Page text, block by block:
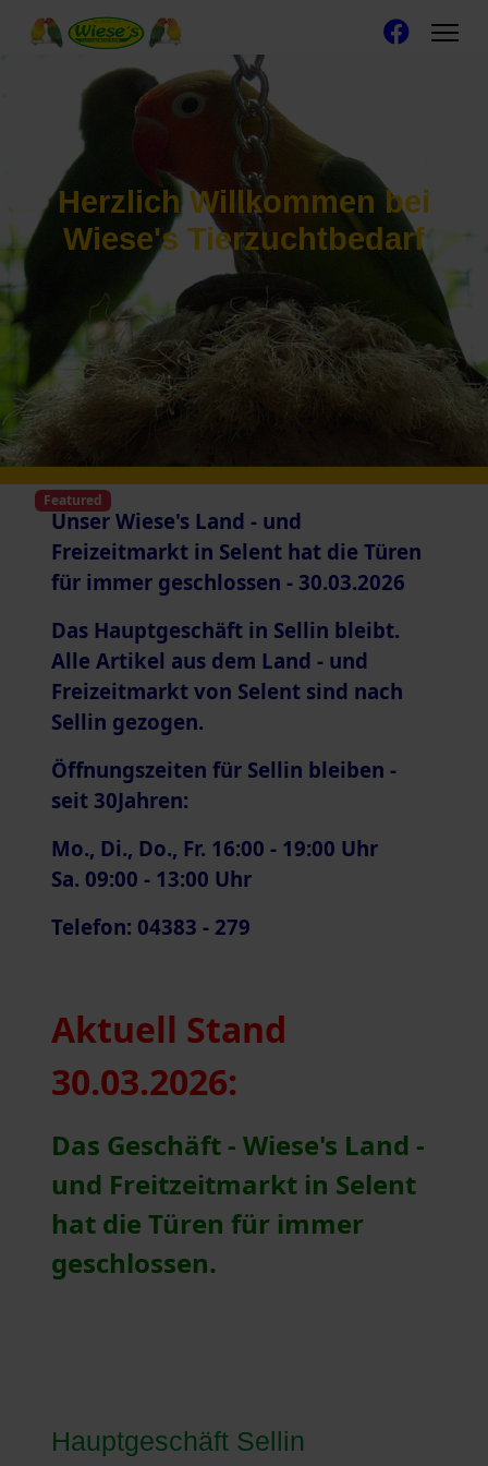
Herzlich Willkommen bei
Wiese's Tierzuchtbedarf
Featured
Unser Wiese's Land - und
Freizeitmarkt in Selent hat die Türen
für immer geschlossen - 30.03.2026
Das Hauptgeschäft in Sellin bleibt.
Alle Artikel aus dem Land - und
Freizeitmarkt von Selent sind nach
Sellin gezogen.
Öffnungszeiten für Sellin bleiben -
seit 30Jahren:
Mo., Di., Do., Fr. 16:00 - 19:00 Uhr
Sa. 09:00 - 13:00 Uhr
Telefon: 04383 - 279
Aktuell Stand
30.03.2026:
Das Geschäft - Wiese's Land -
und Freitzeitmarkt in Selent
hat die Türen für immer
geschlossen.
Hauptgeschäft Sellin